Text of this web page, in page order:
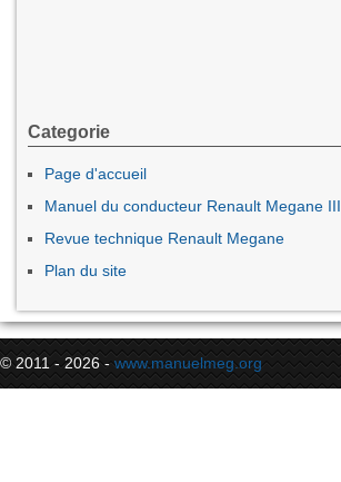
Categorie
Page d'accueil
Manuel du conducteur Renault Megane III
Revue technique Renault Megane
Plan du site
© 2011 - 2026 - www.manuelmeg.org